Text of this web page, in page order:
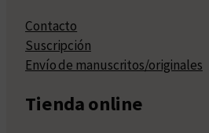
Contacto
Suscripción
Envío de manuscritos/originales
Tienda online